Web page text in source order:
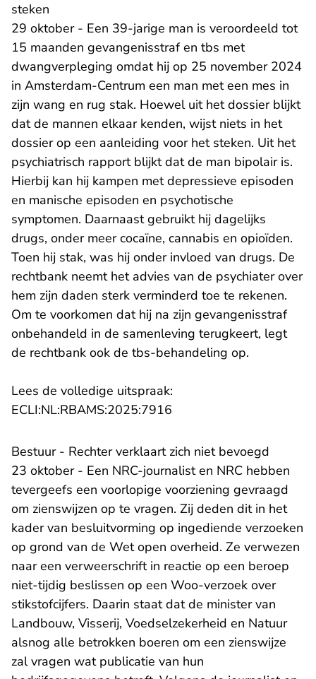
steken
29 oktober - Een 39-jarige man is veroordeeld tot
15 maanden gevangenisstraf en tbs met
dwangverpleging omdat hij op 25 november 2024
in Amsterdam-Centrum een man met een mes in
zijn wang en rug stak. Hoewel uit het dossier blijkt
dat de mannen elkaar kenden, wijst niets in het
dossier op een aanleiding voor het steken. Uit het
psychiatrisch rapport blijkt dat de man bipolair is.
Hierbij kan hij kampen met depressieve episoden
en manische episoden en psychotische
symptomen. Daarnaast gebruikt hij dagelijks
drugs, onder meer cocaïne, cannabis en opioïden.
Toen hij stak, was hij onder invloed van drugs. De
rechtbank neemt het advies van de psychiater over
hem zijn daden sterk verminderd toe te rekenen.
Om te voorkomen dat hij na zijn gevangenisstraf
onbehandeld in de samenleving terugkeert, legt
de rechtbank ook de tbs-behandeling op.
Lees de volledige uitspraak:
ECLI:NL:RBAMS:2025:7916
Bestuur - Rechter verklaart zich niet bevoegd
23 oktober - Een NRC-journalist en NRC hebben
tevergeefs een voorlopige voorziening gevraagd
om zienswijzen op te vragen. Zij deden dit in het
kader van besluitvorming op ingediende verzoeken
op grond van de Wet open overheid. Ze verwezen
naar een verweerschrift in reactie op een beroep
niet-tijdig beslissen op een Woo-verzoek over
stikstofcijfers. Daarin staat dat de minister van
Landbouw, Visserij, Voedselzekerheid en Natuur
alsnog alle betrokken boeren om een zienswijze
zal vragen wat publicatie van hun